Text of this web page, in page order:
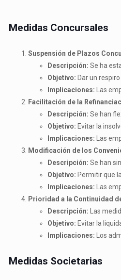
Medidas Concursales
Suspensión de Plazos
Descripción: Se ha
Objetivo: Dar un
Implicaciones: Las
Facilitación de la
Descripción: Se han
Objetivo: Evitar la
Implicaciones: Las
Modificación de los
Descripción: Se han
Objetivo: Permitir que
Implicaciones: Las
Prioridad a la Continuidad
Descripción: Las
Objetivo: Evitar la
Implicaciones: Los
Medidas Societarias